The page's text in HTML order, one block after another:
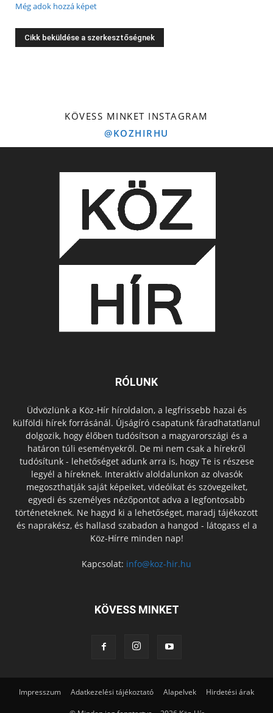
Még adok hozzá képet
KÖVESS MINKET INSTAGRAM
@KOZHIRHU
RÓLUNK
Üdvözlünk a Köz-Hír híroldalon, a legfrissebb hazai és
külföldi hírek forrásánál. Újságíró csapatunk fáradhatatlanul
dolgozik, hogy élőben tudósítson a magyarországi és a
határon túli eseményekről. De mi nem csak a hírekről
tudósítunk - lehetőséget adunk arra is, hogy Te is részese
legyél a híreknek. Interaktív aloldalunkon az olvasók
megoszthatják saját képeiket, videóikat és szövegeiket,
egyedi és személyes nézőpontot adva a legfontosabb
történeteknek. Ne hagyd ki a lehetőséget, maradj tájékozott
és naprakész, és hallasd szabadon a hangod - látogass el a
Köz-Hírre minden nap!
Kapcsolat: info@koz-hir.hu
KÖVESS MINKET
Impresszum Adatkezelési tájékoztató Alapelvek Hirdetési árak